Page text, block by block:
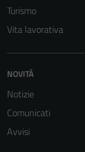
Turismo
Vita lavorativa
NOVITÀ
Notizie
Comunicati
Avvisi